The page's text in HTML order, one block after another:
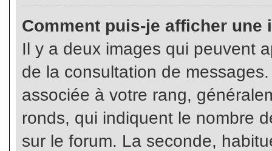
Comment puis-je afficher une
Il y a deux images qui peuvent
de la consultation de
associée à votre rang,
ronds, qui indiquent le nombre
sur le forum. La seconde,